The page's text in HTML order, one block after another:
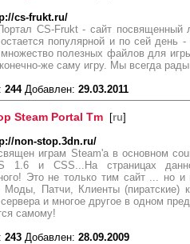
cs-frukt.ru/
CS-Frukt - сайт посвященный
остается популярной и по сей
множество полезных файлов для
же саму игру. Мы всегда
244Добавлен: 29.03.2011
Steam Portal Tm [ru]
non-stop.3dn.ru/
играм Steam'a в основном
1.6 и CSS...На страницах
Это не только тим сайт ... но
Патчи, Клиенты (пиратские)
сервера и многое другое в одном
самому!
243 Добавлен: 28.09.2009